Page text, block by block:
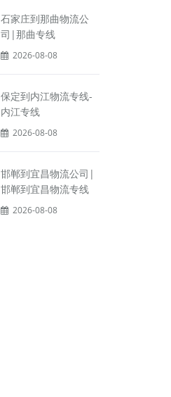
石家庄到那曲物流公
司|那曲专线
2026-08-08
保定到内江物流专线-
内江专线
2026-08-08
邯郸到宜昌物流公司|
邯郸到宜昌物流专线
2026-08-08